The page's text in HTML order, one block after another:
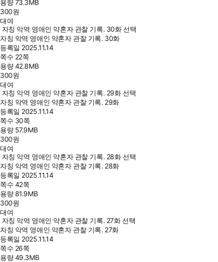
용량73.3MB
300원
대여
자칭 악역 영애인 약혼자 관찰 기록. 30화 선택
자칭 악역 영애인 약혼자 관찰 기록. 30화
등록일 2025.11.14
쪽수 22쪽
용량42.8MB
300원
대여
자칭 악역 영애인 약혼자 관찰 기록. 29화 선택
자칭 악역 영애인 약혼자 관찰 기록. 29화
등록일 2025.11.14
쪽수 30쪽
용량 57.9MB
300원
대여
자칭 악역 영애인 약혼자 관찰 기록. 28화 선택
자칭 악역 영애인 약혼자 관찰 기록. 28화
등록일 2025.11.14
쪽수 42쪽
용량 81.9MB
300원
대여
자칭 악역 영애인 약혼자 관찰 기록. 27화 선택
자칭 악역 영애인 약혼자 관찰 기록. 27화
등록일 2025.11.14
쪽수 26쪽
용량49.3MB